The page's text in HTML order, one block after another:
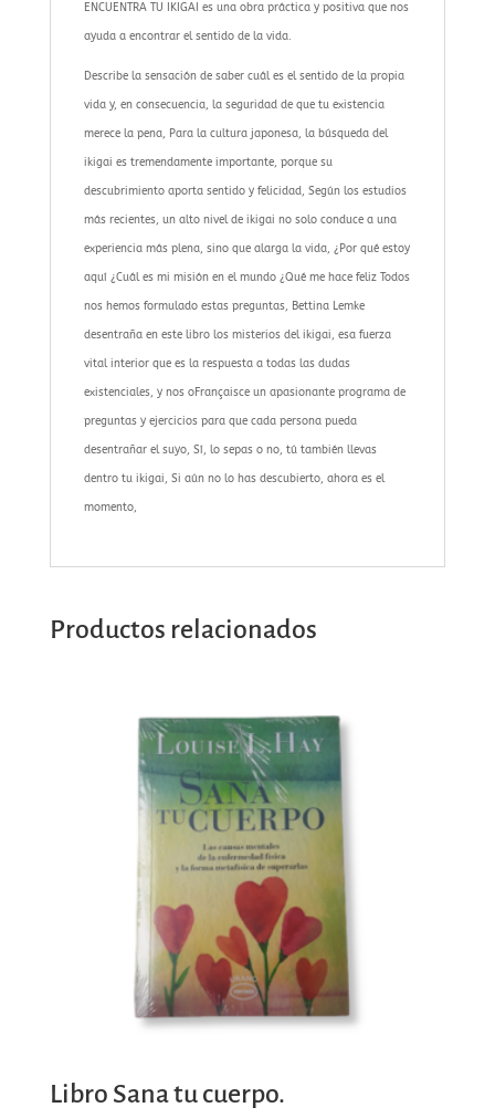
ENCUENTRA TU IKIGAI es una obra práctica y positiva que nos
ayuda a encontrar el sentido de la vida.
Describe la sensación de saber cuál es el sentido de la propia
vida y, en consecuencia, la seguridad de que tu existencia
merece la pena, Para la cultura japonesa, la búsqueda del
ikigai es tremendamente importante, porque su
descubrimiento aporta sentido y felicidad, Según los estudios
más recientes, un alto nivel de ikigai no solo conduce a una
experiencia más plena, sino que alarga la vida, ¿Por qué estoy
aquí ¿Cuál es mi misión en el mundo ¿Qué me hace feliz Todos
nos hemos formulado estas preguntas, Bettina Lemke
desentraña en este libro los misterios del ikigai, esa fuerza
vital interior que es la respuesta a todas las dudas
existenciales, y nos oFrançaisce un apasionante programa de
preguntas y ejercicios para que cada persona pueda
desentrañar el suyo, Sí, lo sepas o no, tú también llevas
dentro tu ikigai, Si aún no lo has descubierto, ahora es el
momento,
Productos relacionados
Libro Sana tu cuerpo.